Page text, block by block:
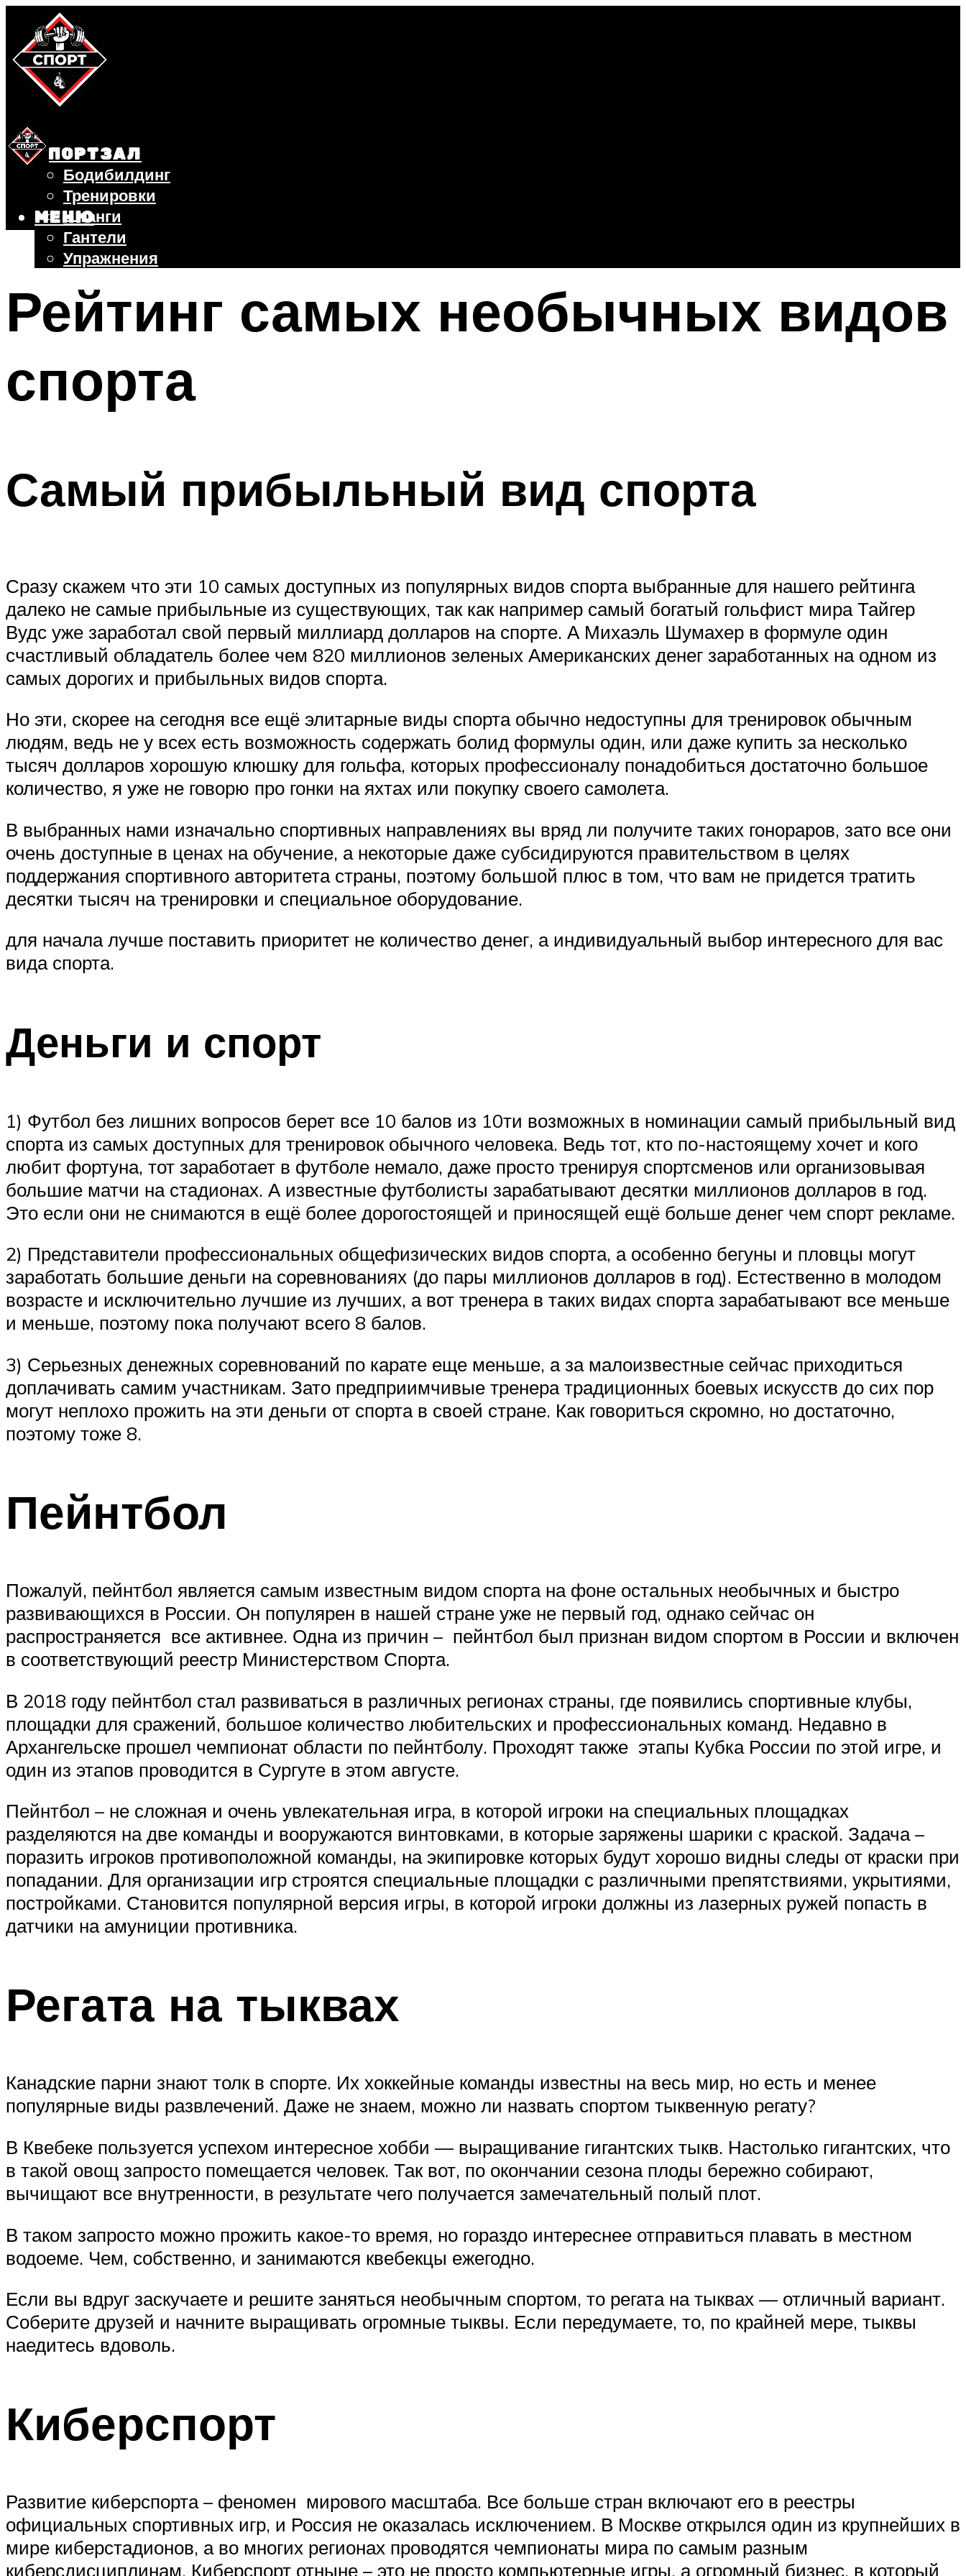
СПОРТЗАЛ
Бодибилдинг
Тренировки
Штанги
Гантели
Упражнения
БЕГ
ВЕЛОСИПЕД
МЕНЮ
МЕНЮ
Рейтинг самых необычных видов
спорта
Самый прибыльный вид спорта
Сразу скажем что эти 10 самых доступных из популярных видов спорта выбранные для нашего рейтинга
далеко не самые прибыльные из существующих, так как например самый богатый гольфист мира Тайгер
Вудс уже заработал свой первый миллиард долларов на спорте. А Михаэль Шумахер в формуле один
счастливый обладатель более чем 820 миллионов зеленых Американских денег заработанных на одном из
самых дорогих и прибыльных видов спорта.
Но эти, скорее на сегодня все ещё элитарные виды спорта обычно недоступны для тренировок обычным
людям, ведь не у всех есть возможность содержать болид формулы один, или даже купить за несколько
тысяч долларов хорошую клюшку для гольфа, которых профессионалу понадобиться достаточно большое
количество, я уже не говорю про гонки на яхтах или покупку своего самолета.
В выбранных нами изначально спортивных направлениях вы вряд ли получите таких гонораров, зато все они
очень доступные в ценах на обучение, а некоторые даже субсидируются правительством в целях
поддержания спортивного авторитета страны, поэтому большой плюс в том, что вам не придется тратить
десятки тысяч на тренировки и специальное оборудование.
для начала лучше поставить приоритет не количество денег, а индивидуальный выбор интересного для вас
вида спорта.
Деньги и спорт
1) Футбол без лишних вопросов берет все 10 балов из 10ти возможных в номинации самый прибыльный вид
спорта из самых доступных для тренировок обычного человека. Ведь тот, кто по-настоящему хочет и кого
любит фортуна, тот заработает в футболе немало, даже просто тренируя спортсменов или организовывая
большие матчи на стадионах. А известные футболисты зарабатывают десятки миллионов долларов в год.
Это если они не снимаются в ещё более дорогостоящей и приносящей ещё больше денег чем спорт рекламе.
2) Представители профессиональных общефизических видов спорта, а особенно бегуны и пловцы могут
заработать большие деньги на соревнованиях (до пары миллионов долларов в год). Естественно в молодом
возрасте и исключительно лучшие из лучших, а вот тренера в таких видах спорта зарабатывают все меньше
и меньше, поэтому пока получают всего 8 балов.
3) Серьезных денежных соревнований по карате еще меньше, а за малоизвестные сейчас приходиться
доплачивать самим участникам. Зато предприимчивые тренера традиционных боевых искусств до сих пор
могут неплохо прожить на эти деньги от спорта в своей стране. Как говориться скромно, но достаточно,
поэтому тоже 8.
Пейнтбол
Пожалуй, пейнтбол является самым известным видом спорта на фоне остальных необычных и быстро
развивающихся в России. Он популярен в нашей стране уже не первый год, однако сейчас он
распространяется все активнее. Одна из причин – пейнтбол был признан видом спортом в России и включен
в соответствующий реестр Министерством Спорта.
В 2018 году пейнтбол стал развиваться в различных регионах страны, где появились спортивные клубы,
площадки для сражений, большое количество любительских и профессиональных команд. Недавно в
Архангельске прошел чемпионат области по пейнтболу. Проходят также этапы Кубка России по этой игре, и
один из этапов проводится в Сургуте в этом августе.
Пейнтбол – не сложная и очень увлекательная игра, в которой игроки на специальных площадках
разделяются на две команды и вооружаются винтовками, в которые заряжены шарики с краской. Задача –
поразить игроков противоположной команды, на экипировке которых будут хорошо видны следы от краски при
попадании. Для организации игр строятся специальные площадки с различными препятствиями, укрытиями,
постройками. Становится популярной версия игры, в которой игроки должны из лазерных ружей попасть в
датчики на амуниции противника.
Регата на тыквах
Канадские парни знают толк в спорте. Их хоккейные команды известны на весь мир, но есть и менее
популярные виды развлечений. Даже не знаем, можно ли назвать спортом тыквенную регату?
В Квебеке пользуется успехом интересное хобби — выращивание гигантских тыкв. Настолько гигантских, что
в такой овощ запросто помещается человек. Так вот, по окончании сезона плоды бережно собирают,
вычищают все внутренности, в результате чего получается замечательный полый плот.
В таком запросто можно прожить какое-то время, но гораздо интереснее отправиться плавать в местном
водоеме. Чем, собственно, и занимаются квебекцы ежегодно.
Если вы вдруг заскучаете и решите заняться необычным спортом, то регата на тыквах — отличный вариант.
Соберите друзей и начните выращивать огромные тыквы. Если передумаете, то, по крайней мере, тыквы
наедитесь вдоволь.
Киберспорт
Развитие киберспорта – феномен мирового масштаба. Все больше стран включают его в реестры
официальных спортивных игр, и Россия не оказалась исключением. В Москве открылся один из крупнейших в
мире киберстадионов, а во многих регионах проводятся чемпионаты мира по самым разным
киберсдисциплинам. Киберспорт отныне – это не просто компьютерные игры, а огромный бизнес, в который